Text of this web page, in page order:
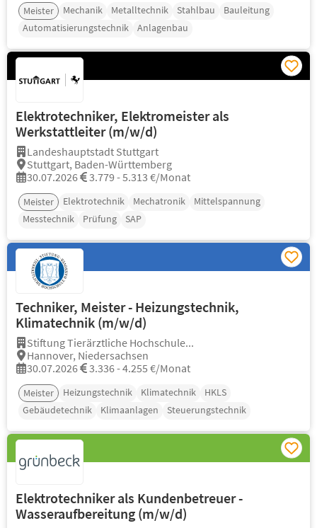
Meister Mechanik Metalltechnik Stahlbau
Bauleitung
Automatisierungstechnik
Anlagenbau
Elektrotechniker, Elektromeister als
Werkstattleiter (m/w/d)
Landeshauptstadt Stuttgart
Stuttgart, Baden-Württemberg
30.07.2026
3.779 - 5.313 €/Monat
Meister Elektrotechnik Mechatronik
Mittelspannung
Messtechnik
Prüfung SAP
Techniker, Meister - Heizungstechnik,
Klimatechnik (m/w/d)
Stiftung Tierärztliche Hochschule...
Hannover, Niedersachsen
30.07.2026
3.336 - 4.255 €/Monat
Meister Heizungstechnik Klimatechnik
HKLS
Gebäudetechnik
Klimaanlagen Steuerungstechnik
Elektrotechniker als Kundenbetreuer -
Wasseraufbereitung (m/w/d)